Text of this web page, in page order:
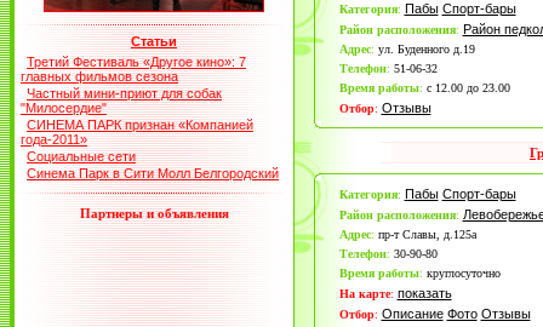
Статьи
Третий Фестиваль «Другое кино»: 7
главных фильмов сезона
Частный мини-приют для собак
"Милосердие"
СИНЕМА ПАРК признан «Компанией
года-2011»
Социальные сети
Синема Парк в Сити Молл Белгородский
Партнеры и объявления
Категория: Пабы Спорт-бары
Район расположения: Район
Адрес: ул. Буденного д.19
Телефон: 51-06-32
Время работы: с 12.00 до 23.00
Отбор: Отзывы
Категория: Пабы Спорт-бары
Район расположения:
Адрес: пр-т Славы, д.125а
Телефон: 30-90-80
Время работы: круглосуточно
На карте: показать
Отбор: Описание Фото Отзывы